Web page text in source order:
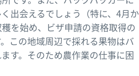
出会えるでしょう（特に、4月か
を始め、ビザ申請の資格取得の
この地域周辺で採れる果物はバ
す。そのため農作業の仕事に困